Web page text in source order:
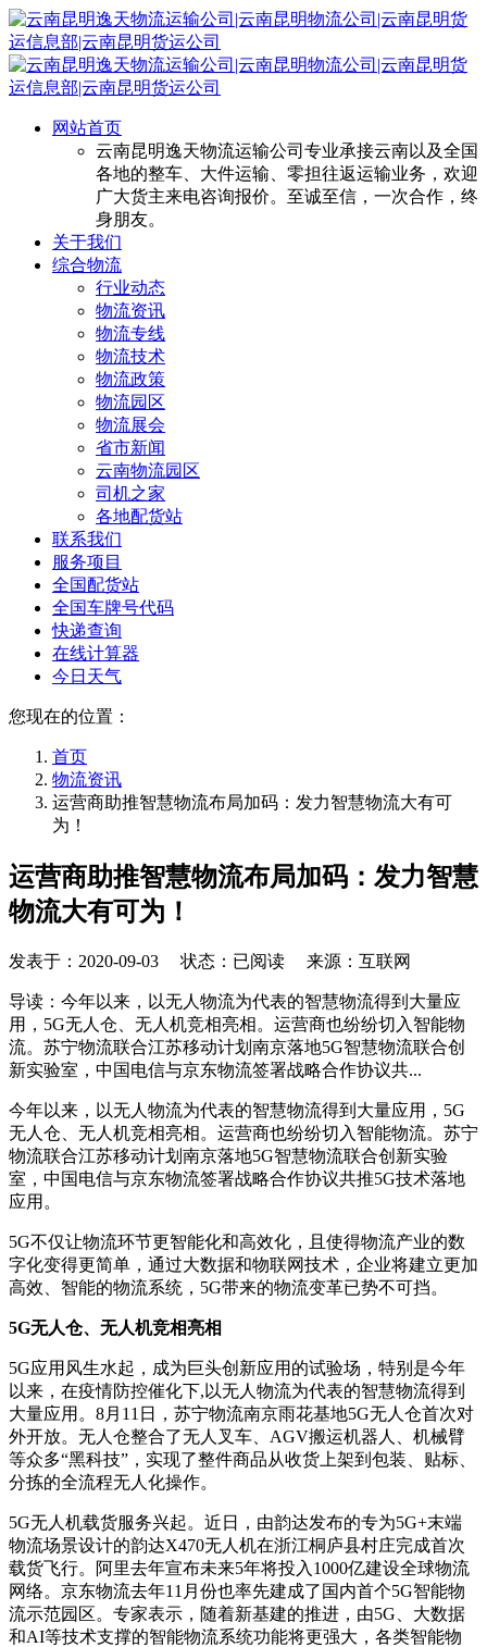
网站首页
云南昆明逸天物流运输公司专业承接云南以及全国
各地的整车、大件运输、零担往返运输业务，欢迎
广大货主来电咨询报价。至诚至信，一次合作，终
身朋友。
关于我们
综合物流
行业动态
物流资讯
物流专线
物流技术
物流政策
物流园区
物流展会
省市新闻
云南物流园区
司机之家
各地配货站
联系我们
服务项目
全国配货站
全国车牌号代码
快递查询
在线计算器
今日天气
您现在的位置：
首页
物流资讯
运营商助推智慧物流布局加码：发力智慧物流大有可
为！
运营商助推智慧物流布局加码：发力智慧
物流大有可为！
发表于： 2020-09-03 状态：已阅读 来源：互联网
导读：今年以来，以无人物流为代表的智慧物流得到大量应
用，5G无人仓、无人机竞相亮相。运营商也纷纷切入智能物
流。苏宁物流联合江苏移动计划南京落地5G智慧物流联合创
新实验室，中国电信与京东物流签署战略合作协议共...
今年以来，以无人物流为代表的智慧物流得到大量应用，5G
无人仓、无人机竞相亮相。运营商也纷纷切入智能物流。苏宁
物流联合江苏移动计划南京落地5G智慧物流联合创新实验
室，中国电信与京东物流签署战略合作协议共推5G技术落地
应用。
5G不仅让物流环节更智能化和高效化，且使得物流产业的数
字化变得更简单，通过大数据和物联网技术，企业将建立更加
高效、智能的物流系统，5G带来的物流变革已势不可挡。
5G无人仓、无人机竞相亮相
5G应用风生水起，成为巨头创新应用的试验场，特别是今年
以来，在疫情防控催化下,以无人物流为代表的智慧物流得到
大量应用。8月11日，苏宁物流南京雨花基地5G无人仓首次对
外开放。无人仓整合了无人叉车、AGV搬运机器人、机械臂
等众多“黑科技”，实现了整件商品从收货上架到包装、贴标、
分拣的全流程无人化操作。
5G无人机载货服务兴起。近日，由韵达发布的专为5G+末端
物流场景设计的韵达X470无人机在浙江桐庐县村庄完成首次
载货飞行。阿里去年宣布未来5年将投入1000亿建设全球物流
网络。京东物流去年11月份也率先建成了国内首个5G智能物
流示范园区。专家表示，随着新基建的推进，由5G、大数据
和AI等技术支撑的智能物流系统功能将更强大，各类智能物